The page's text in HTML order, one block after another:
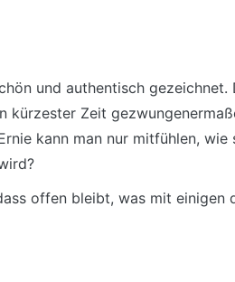
und authentisch
kürzester Zeit
kann man nur mitfühlen,
offen bleibt, was mit einigen